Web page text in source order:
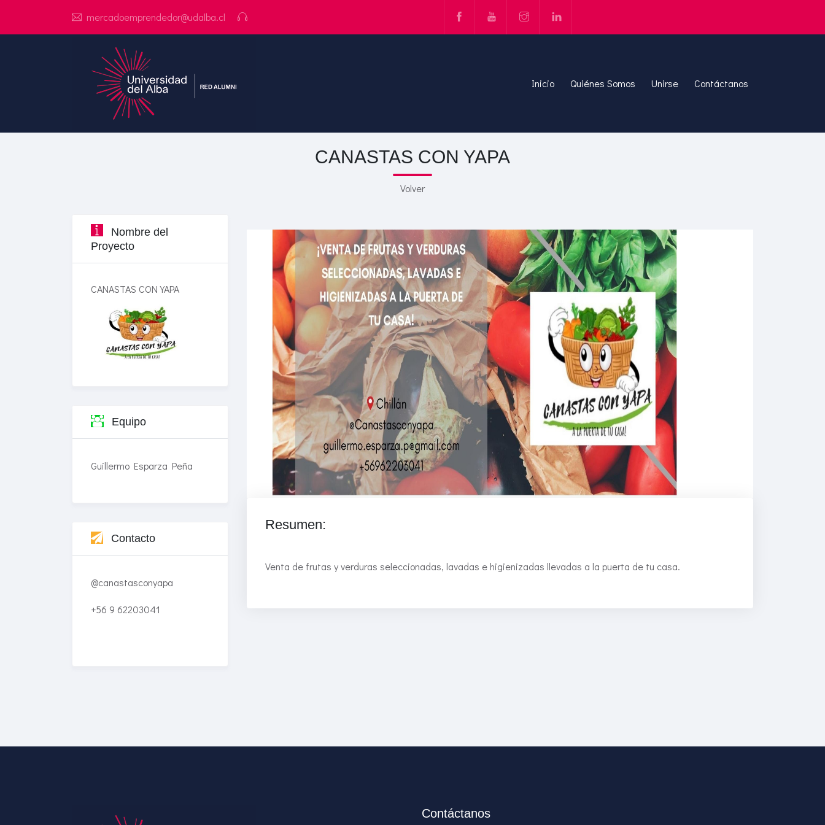
mercadoemprendedor@udalba.cl
Inicio Quiénes Somos Unirse Contáctanos
CANASTAS CON YAPA
Volver
Nombre del
Proyecto
CANASTAS CON YAPA
Equipo
Guillermo Esparza Peña
Contacto
@canastasconyapa
+56 9 62203041
Get unlimited access to 2,000
Join Now
Resumen:
Venta de frutas y verduras seleccionadas, lavadas e higienizadas llevadas a la puerta de tu casa.
Contáctanos